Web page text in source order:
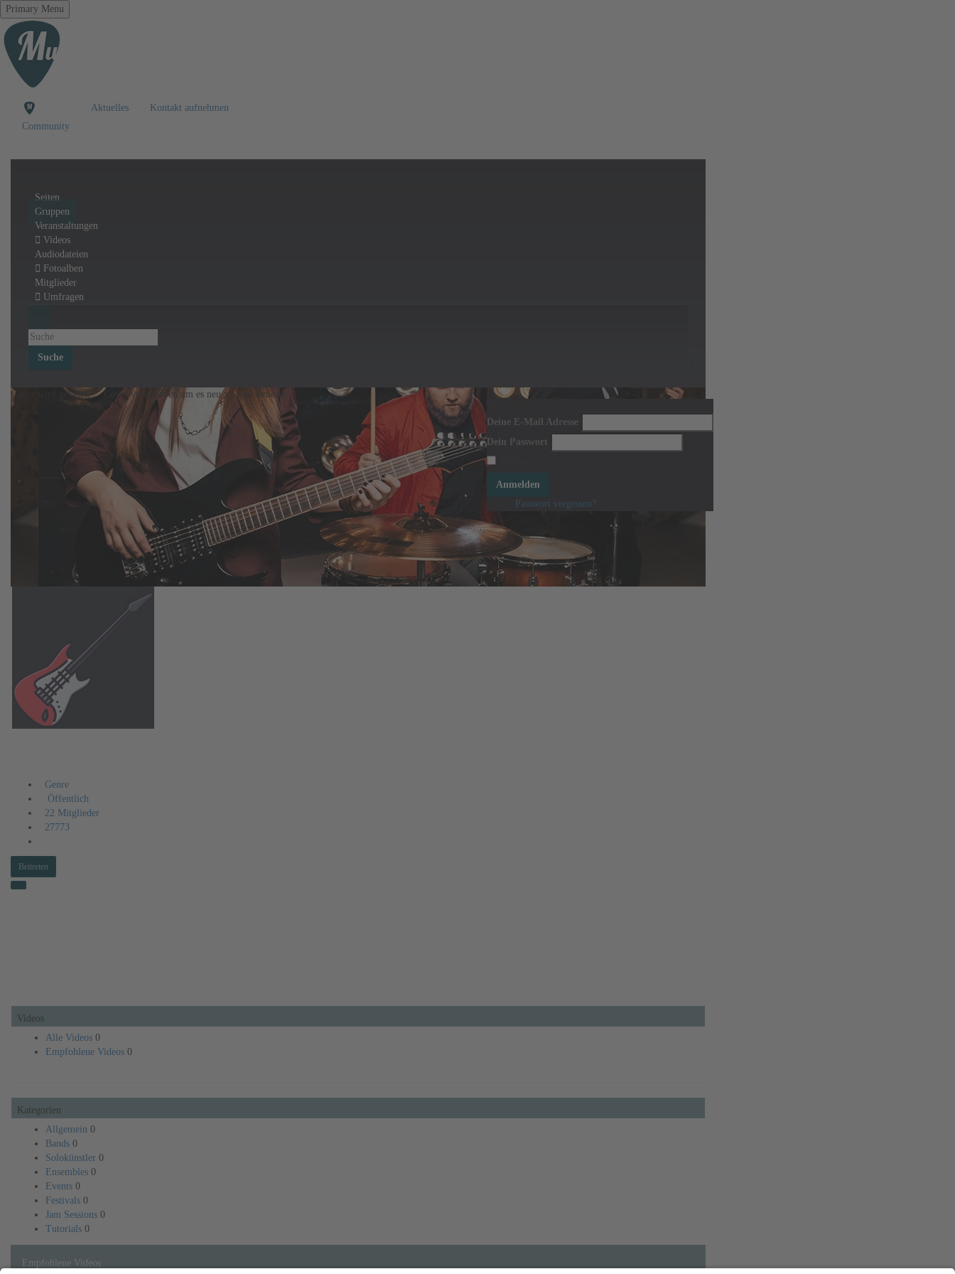
Primary Menu
Community
Aktuelles Kontakt aufnehmen
Seiten
Gruppen
Veranstaltungen
Videos
Audiodateien
Fotoalben
Mitglieder
Umfragen
Suche
Deine E-Mail Adresse
Dein Passwort
Anmelden
Passwort vergessen?
Cover wird geladen ... Cover verschieben um es neu zu positionieren.
Genre
Öffentlich
22 Mitglieder
27773
Beitreten
Videos
Alle Videos 0
Empfohlene Videos 0
Kategorien
Allgemein 0
Bands 0
Solokünstler 0
Ensembles 0
Events 0
Festivals 0
Jam Sessions 0
Tutorials 0
Empfohlene Videos